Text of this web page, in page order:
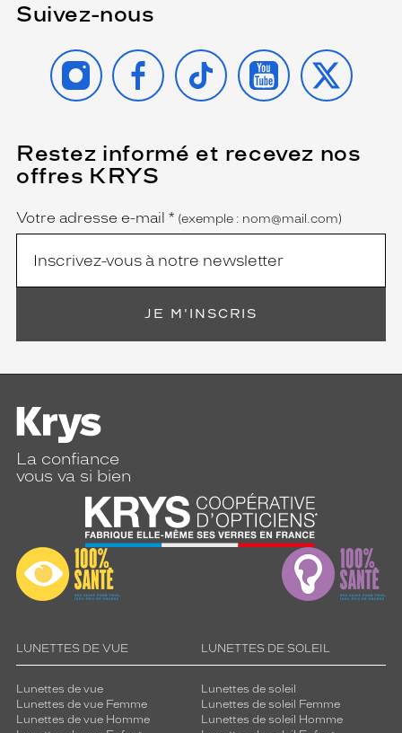
Suivez-nous
INSTAGRAMFACEBOOK
TIKTOK YOUTUBE
X
Restez informé et recevez nos
offres KRYS
Name
Votre adresse e-mail *
(Ce
champ
est
(exemple : nom@mail.com)
JE M'INSCRIS
La confiance
vous va si bien
LUNETTES DE VUE
Lunettes de vue
Lunettes de vue Femme
Lunettes de vue Homme
LUNETTES DE SOLEIL
Lunettes de soleil
Lunettes de soleil Femme
Lunettes de soleil Homme